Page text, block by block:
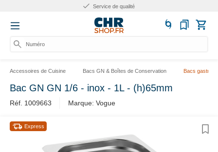
Plus de 10 ans d'expérience
Numéro d'a
Accessoires de Cuisine Bacs GN & Boîtes de Conservation Bacs
Bac GN GN 1/6 - inox - 1L - (h)65mm
Réf. 1009663 Marque: Vogue
Express